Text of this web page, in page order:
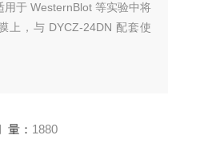
于 WesternBlot 等实验中将
上，与 DYCZ-24DN 配套使
量： 1880